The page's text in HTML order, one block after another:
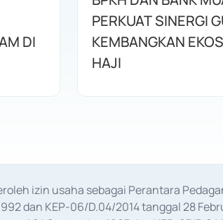
DI
PERKUAT SINERGI
KEMBANGKAN
HAJI
izin usaha sebagai Perantara
dan KEP-06/D.04/2014 tanggal 28